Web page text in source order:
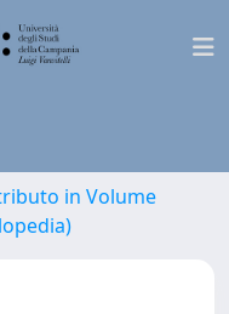
in Volume